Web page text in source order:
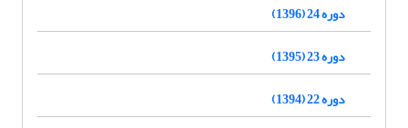
دوره 24 (1396)
دوره 23 (1395)
دوره 22 (1394)